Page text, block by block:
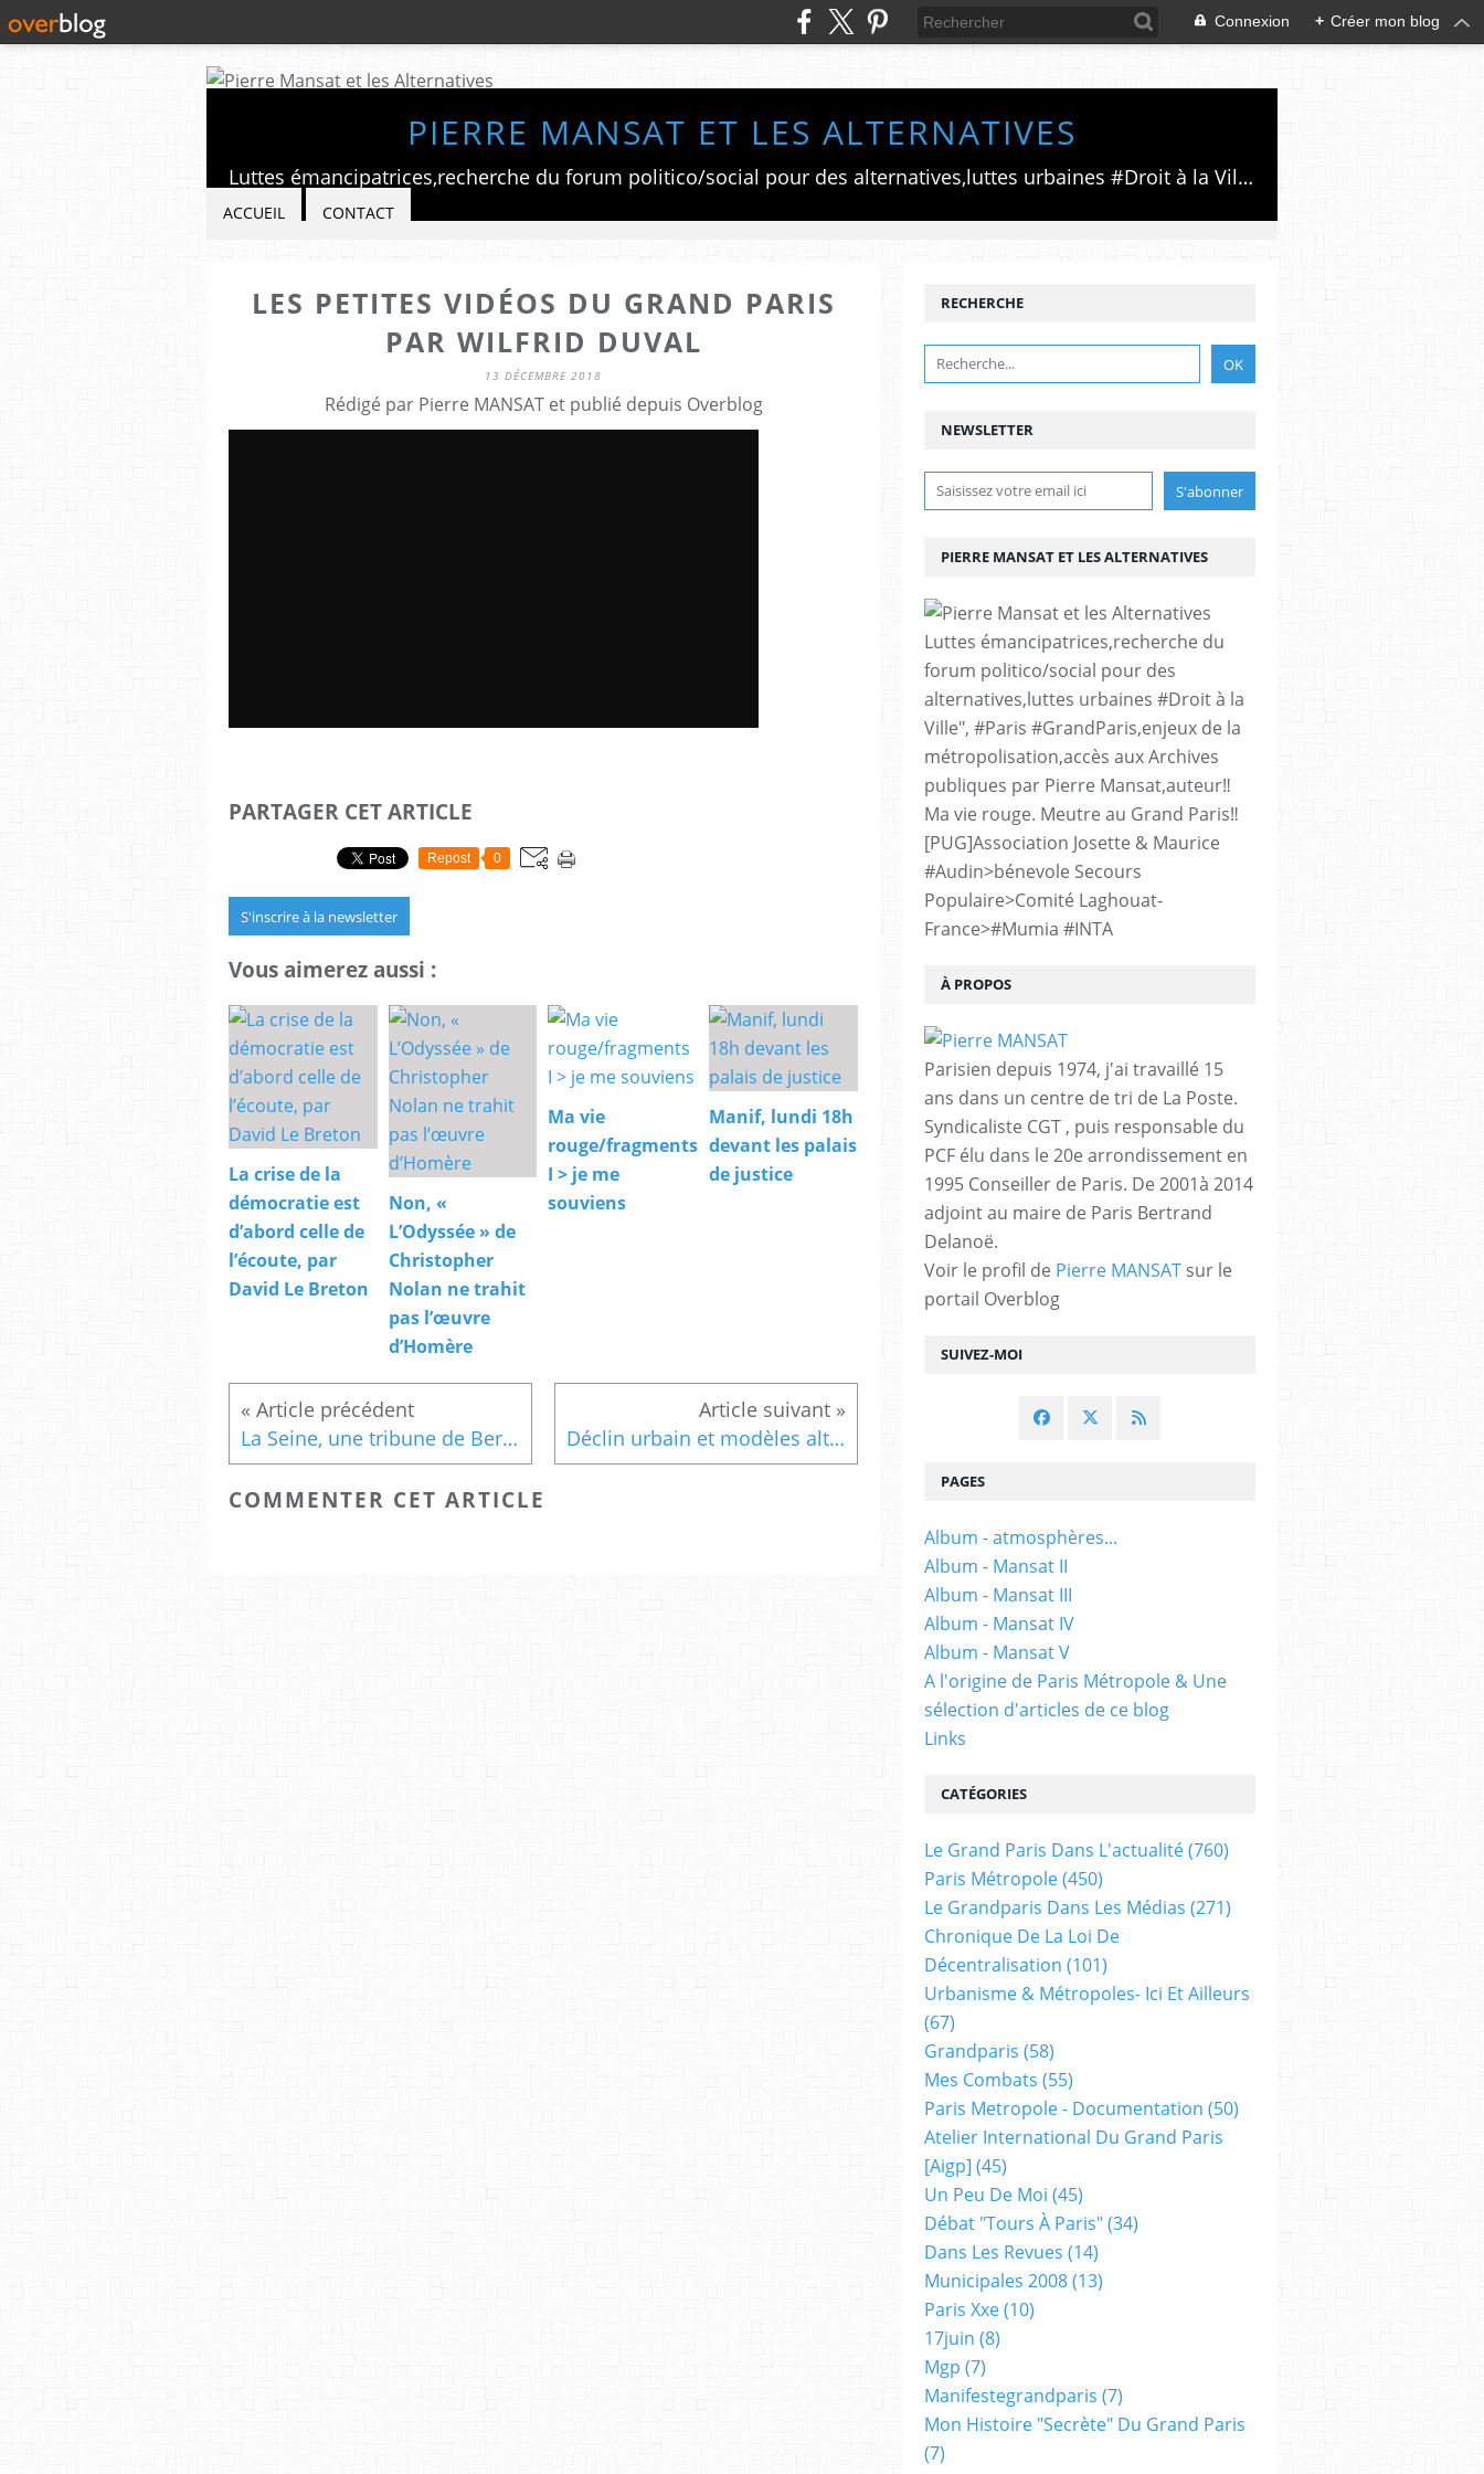
Connexion + Créer mon blog
PIERRE MANSAT ET LES ALTERNATIVES
Luttes émancipatrices,recherche du forum politico/social pour des alternatives,luttes urbaines #Droit à la Ville", #Paris #GrandParis,enjeux de la métropolisation,accès aux Archives publiques par Pierre Mansat,auteur‼️Ma vie rouge. Meutre au Grand Paris‼️[PUG]Association Josette & Maurice #Audin>bénevole Secours Populaire>Comité Laghouat-France>#Mumia #INTA
ACCUEIL CONTACT
LES PETITES VIDÉOS DU GRAND PARIS
PAR WILFRID DUVAL
13 DÉCEMBRE 2018
Rédigé par Pierre MANSAT et publié depuis Overblog
PARTAGER CET ARTICLE
Repost 0
S'inscrire à la newsletter
Vous aimerez aussi :
La crise de la
démocratie est
d’abord celle de
l’écoute, par
David Le Breton
Non, «
L’Odyssée » de
Christopher
Nolan ne trahit
pas l’œuvre
d’Homère
Ma vie
rouge/fragments
I > je me
souviens
Manif, lundi 18h
devant les palais
de justice
La Seine, une tribune de Bernard Landau Déclin urbain et modèles alternatifs,par V.Beal & M.Rousseau dans La vie des idées
COMMENTER CET ARTICLE
NEWSLETTER
SUIVEZ-MOI
RECHERCHE
PIERRE MANSAT ET LES ALTERNATIVES
Luttes émancipatrices,recherche du
forum politico/social pour des
alternatives,luttes urbaines #Droit à la
Ville", #Paris #GrandParis,enjeux de la
métropolisation,accès aux Archives
publiques par Pierre Mansat,auteur‼️
Ma vie rouge. Meutre au Grand Paris‼️
[PUG]Association Josette & Maurice
#Audin>bénevole Secours
Populaire>Comité Laghouat-
France>#Mumia #INTA
À PROPOS
Parisien depuis 1974, j'ai travaillé 15
ans dans un centre de tri de La Poste.
Syndicaliste CGT , puis responsable du
PCF élu dans le 20e arrondissement en
1995 Conseiller de Paris. De 2001à 2014
adjoint au maire de Paris Bertrand
Delanoë.
Voir le profil de Pierre MANSAT sur le
portail Overblog
PAGES
Album - atmosphères...
Album - Mansat II
Album - Mansat III
Album - Mansat IV
Album - Mansat V
A l'origine de Paris Métropole & Une
sélection d'articles de ce blog
Links
CATÉGORIES
Le Grand Paris Dans L'actualité(760)
Paris Métropole(450)
Le Grandparis Dans Les Médias (271)
Chronique De La Loi De
Décentralisation (101)
Urbanisme & Métropoles- Ici Et Ailleurs
(67)
Grandparis (58)
Mes Combats (55)
Paris Metropole - Documentation (50)
Atelier International Du Grand Paris
[aigp] (45)
Un Peu De Moi (45)
Débat "tours À Paris"(34)
Dans Les Revues (14)
Municipales 2008(13)
Paris Xxe(10)
17juin (8)
Mgp (7)
Manifestegrandparis (7)
Mon Histoire "secrète" Du Grand Paris
(7)